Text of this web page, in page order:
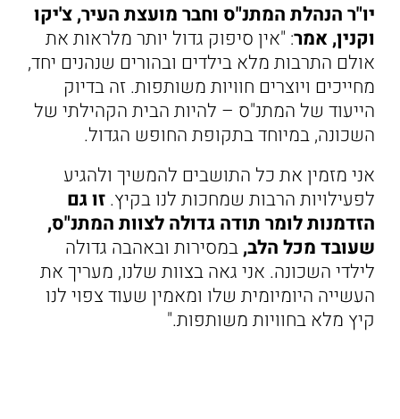
יו"ר הנהלת המתנ"ס וחבר מועצת העיר, צ'יקו
וקנין, אמר: "אין סיפוק גדול יותר מלראות את
אולם התרבות מלא בילדים ובהורים שנהנים יחד,
מחייכים ויוצרים חוויות משותפות. זה בדיוק
הייעוד של המתנ"ס – להיות הבית הקהילתי של
השכונה, במיוחד בתקופת החופש הגדול.
אני מזמין את כל התושבים להמשיך ולהגיע
לפעילויות הרבות שמחכות לנו בקיץ.זו גם
הזדמנות לומר תודה גדולה לצוות המתנ"ס,
שעובד מכל הלב,במסירות ובאהבה גדולה
לילדי השכונה. אני גאה בצוות שלנו, מעריך את
העשייה היומיומית שלו ומאמין שעוד צפוי לנו
קיץ מלא בחוויות משותפות."